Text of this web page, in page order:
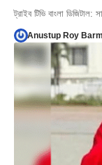
ট্রাইব টিভি বাংলা
Anustup Roy